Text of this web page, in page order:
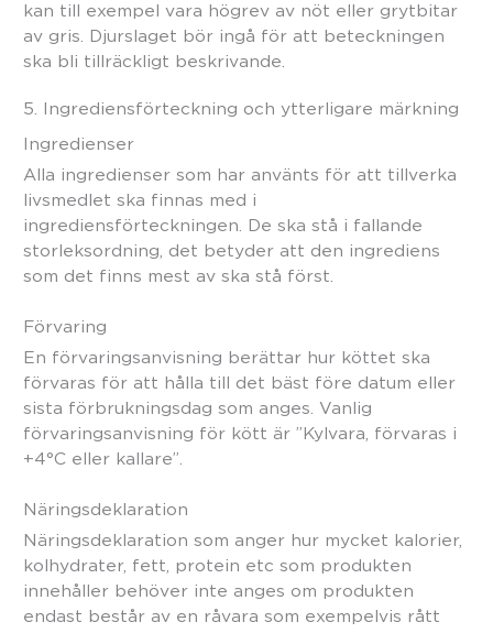
kan till exempel vara högrev av nöt eller grytbitar
av gris. Djurslaget bör ingå för att beteckningen
ska bli tillräckligt beskrivande.
5. Ingrediensförteckning och ytterligare märkning
Ingredienser
Alla ingredienser som har använts för att tillverka
livsmedlet ska finnas med i
ingrediensförteckningen. De ska stå i fallande
storleksordning, det betyder att den ingrediens
som det finns mest av ska stå först.
Förvaring
En förvaringsanvisning berättar hur köttet ska
förvaras för att hålla till det bäst före datum eller
sista förbrukningsdag som anges. Vanlig
förvaringsanvisning för kött är ”Kylvara, förvaras i
+4°C eller kallare”.
Näringsdeklaration
Näringsdeklaration som anger hur mycket kalorier,
kolhydrater, fett, protein etc som produkten
innehåller behöver inte anges om produkten
endast består av en råvara som exempelvis rått